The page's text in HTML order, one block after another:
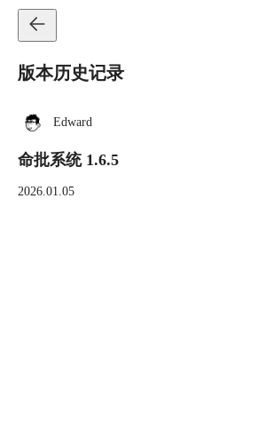
版本历史记录
Edward
命批系统 1.6.5
2026.01.05